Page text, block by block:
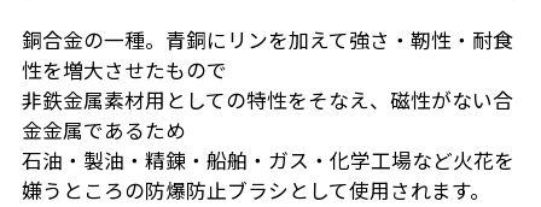
銅合金の一種。青銅にリンを加えて強さ・靭性・耐食
性を増大させたもので
非鉄金属素材用としての特性をそなえ、磁性がない合
金金属であるため
石油・製油・精錬・船舶・ガス・化学工場など火花を
嫌うところの防爆防止ブラシとして使用されます。